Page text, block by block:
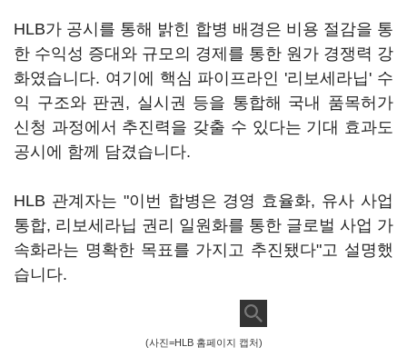
HLB가 공시를 통해 밝힌 합병 배경은 비용 절감을 통
한 수익성 증대와 규모의 경제를 통한 원가 경쟁력 강
화였습니다. 여기에 핵심 파이프라인 '리보세라닙' 수
익 구조와 판권, 실시권 등을 통합해 국내 품목허가
신청 과정에서 추진력을 갖출 수 있다는 기대 효과도
공시에 함께 담겼습니다.
HLB 관계자는 "이번 합병은 경영 효율화, 유사 사업
통합, 리보세라닙 권리 일원화를 통한 글로벌 사업 가
속화라는 명확한 목표를 가지고 추진됐다"고 설명했
습니다.
(사진=HLB 홈페이지 캡처)